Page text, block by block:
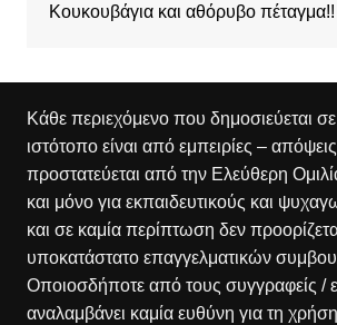
Κουκουβάγια και αθόρυβο πέταγμα!!
Κάθε περιεχόμενο που δημοσιεύεται
ιστότοπο είναι από εμπειρίες –
προστατεύεται από την Ελεύθερη
και μόνο για εκπαιδευτικούς και
και σε καμία περίπτωση δεν
υποκατάστατο επαγγελματικών
Οποιοσδήποτε από τους συγγραφείς /
αναλαμβάνει καμία ευθύνη για τη